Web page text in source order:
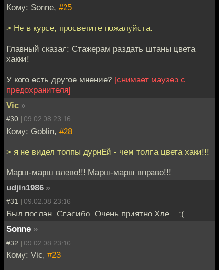
Кому: Sonne, #25
> Не в курсе, просветите пожалуйста.
Главный сказал: Стажерам раздать штаны цвета
хакки!
У кого есть другое мнение? [снимает маузер с
предохранителя]
Vic »
#30 | 09.02.08 23:16
Кому: Goblin, #28
> я не видел толпы дурнЕй - чем толпа цвета хаки!!!
Марш-марш влево!!! Марш-марш вправо!!!
udjin1986 »
#31 | 09.02.08 23:16
Был послан. Спасибо. Очень приятно Хле... ;(
Sonne »
#32 | 09.02.08 23:16
Кому: Vic, #23